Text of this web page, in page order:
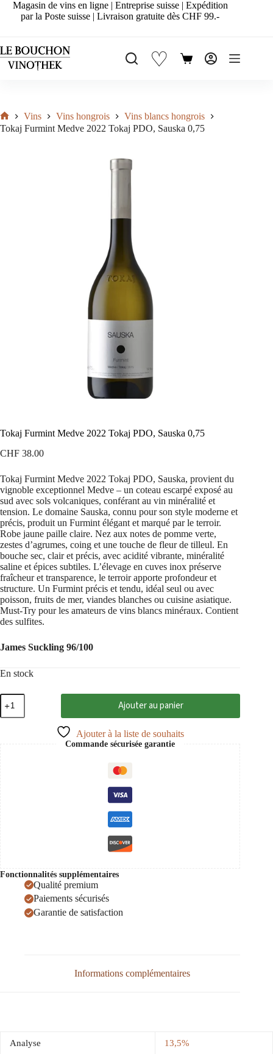
PasserMagasin de vins en ligne | Entreprise suisse | Expédition
par la Poste suisse | Livraison gratuite dès CHF 99.-
♡
Panier
Accueil
Vins Vins hongrois
Vins blancs hongrois
Tokaj Furmint Medve 2022 Tokaj PDO, Sauska 0,75
Tokaj Furmint Medve 2022 Tokaj PDO, Sauska 0,75
CHF 38.00
Tokaj Furmint Medve 2022 Tokaj PDO, Sauska, provient du
vignoble exceptionnel Medve – un coteau escarpé exposé au
sud avec sols volcaniques, conférant au vin minéralité et
tension. Le domaine Sauska, connu pour son style moderne et
précis, produit un Furmint élégant et marqué par le terroir.
Robe jaune paille claire. Nez aux notes de pomme verte,
zestes d’agrumes, coing et une touche de fleur de tilleul. En
bouche sec, clair et précis, avec acidité vibrante, minéralité
saline et épices subtiles. L’élevage en cuves inox préserve
fraîcheur et transparence, le terroir apporte profondeur et
structure. Un Furmint précis et tendu, idéal seul ou avec
poisson, fruits de mer, viandes blanches ou cuisine asiatique.
Must-Try pour les amateurs de vins blancs minéraux. Contient
des sulfites.
James Suckling 96/100
En stock
quantité
de
Tokaj
Ajouter au panier
Ajouter à la liste de souhaits
Commande sécurisée garantie
Fonctionnalités supplémentaires
Qualité premium
Paiements sécurisés
Garantie de satisfaction
Informations complémentaires
Analyse 13,5%